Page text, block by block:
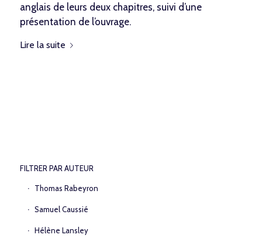
anglais de leurs deux chapitres, suivi d’une
présentation de l’ouvrage.
Lire la suite
FILTRER PAR AUTEUR
Thomas Rabeyron
Samuel Caussié
Hélène Lansley